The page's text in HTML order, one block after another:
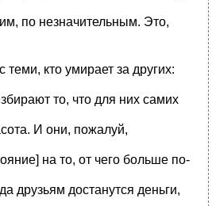
по незначительным. Это,
теми, кто умирает за других:
то, что для них самих
И они, пожалуй,
на то, от чего больше по-
друзьям достанутся деньги,